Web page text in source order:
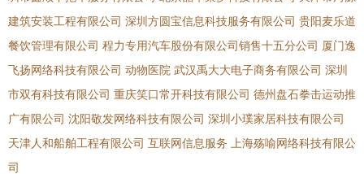
建筑安装工程有限公司 深圳方圆宝信息科技服务有限公司 贵阳麦乐道
餐饮管理有限公司 程力专用汽车股份有限公司销售十五分公司 厦门逸
飞扬网络科技有限公司 动物医院 武汉禹大大电子商务有限公司 深圳
市双有科技有限公司 重庆笑口常开科技有限公司 德州盘石拳击运动推
广有限公司 沈阳敬发网络科技有限公司 深圳小璞家居科技有限公司
天津人和船舶工程有限公司 互联网信息服务
上海殇喻网络科技有限公
司